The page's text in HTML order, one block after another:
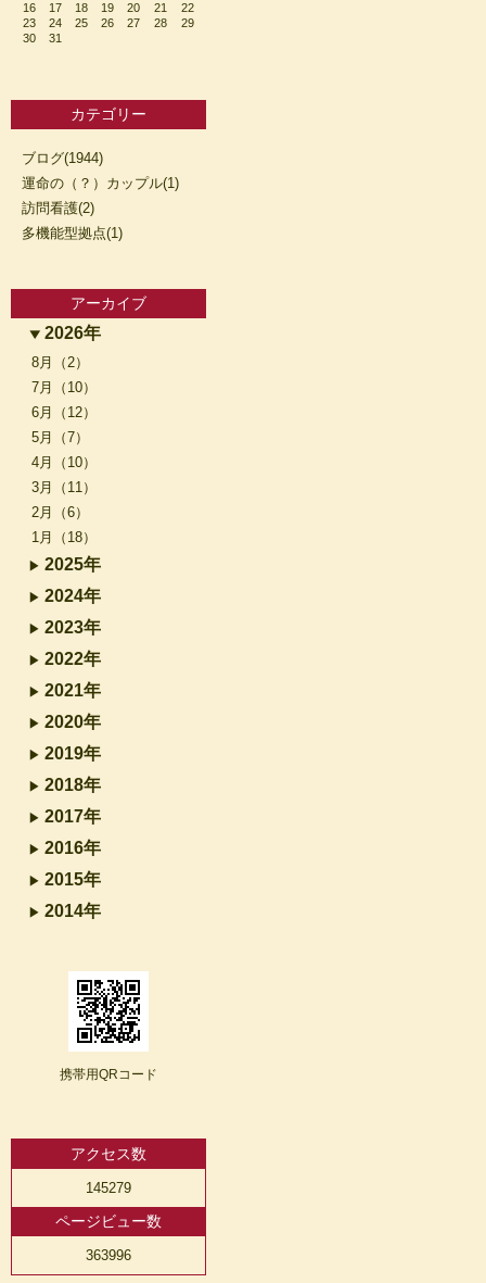
16
17 18 19 20 21
22
23
24 25 26 27 28
29
30
31
カテゴリー
ブログ(1944)
運命の（？）カップル(1)
訪問看護(2)
多機能型拠点(1)
アーカイブ
2026年
8月（2）
7月（10）
6月（12）
5月（7）
4月（10）
3月（11）
2月（6）
1月（18）
2025年
2024年
2023年
2022年
2021年
2020年
2019年
2018年
2017年
2016年
2015年
2014年
携帯用QRコード
アクセス数
145279
ページビュー数
363996